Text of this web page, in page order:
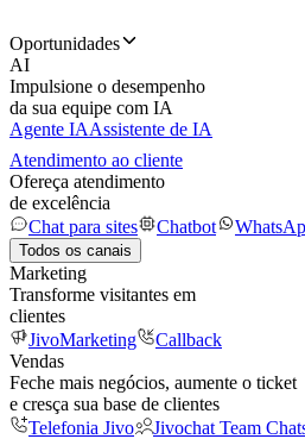
Oportunidades
AI
Impulsione o desempenho
da sua equipe com IA
Agente IAAssistente de IA
Atendimento ao cliente
Ofereça atendimento
de excelência
Chat para sites
Chatbot
Todos os canais
Marketing
Transforme visitantes em
clientes
JivoMarketing
Callback
Vendas
Feche mais negócios, aumente o ticket
e cresça sua base de clientes
Telefonia Jivo
Jivochat Team